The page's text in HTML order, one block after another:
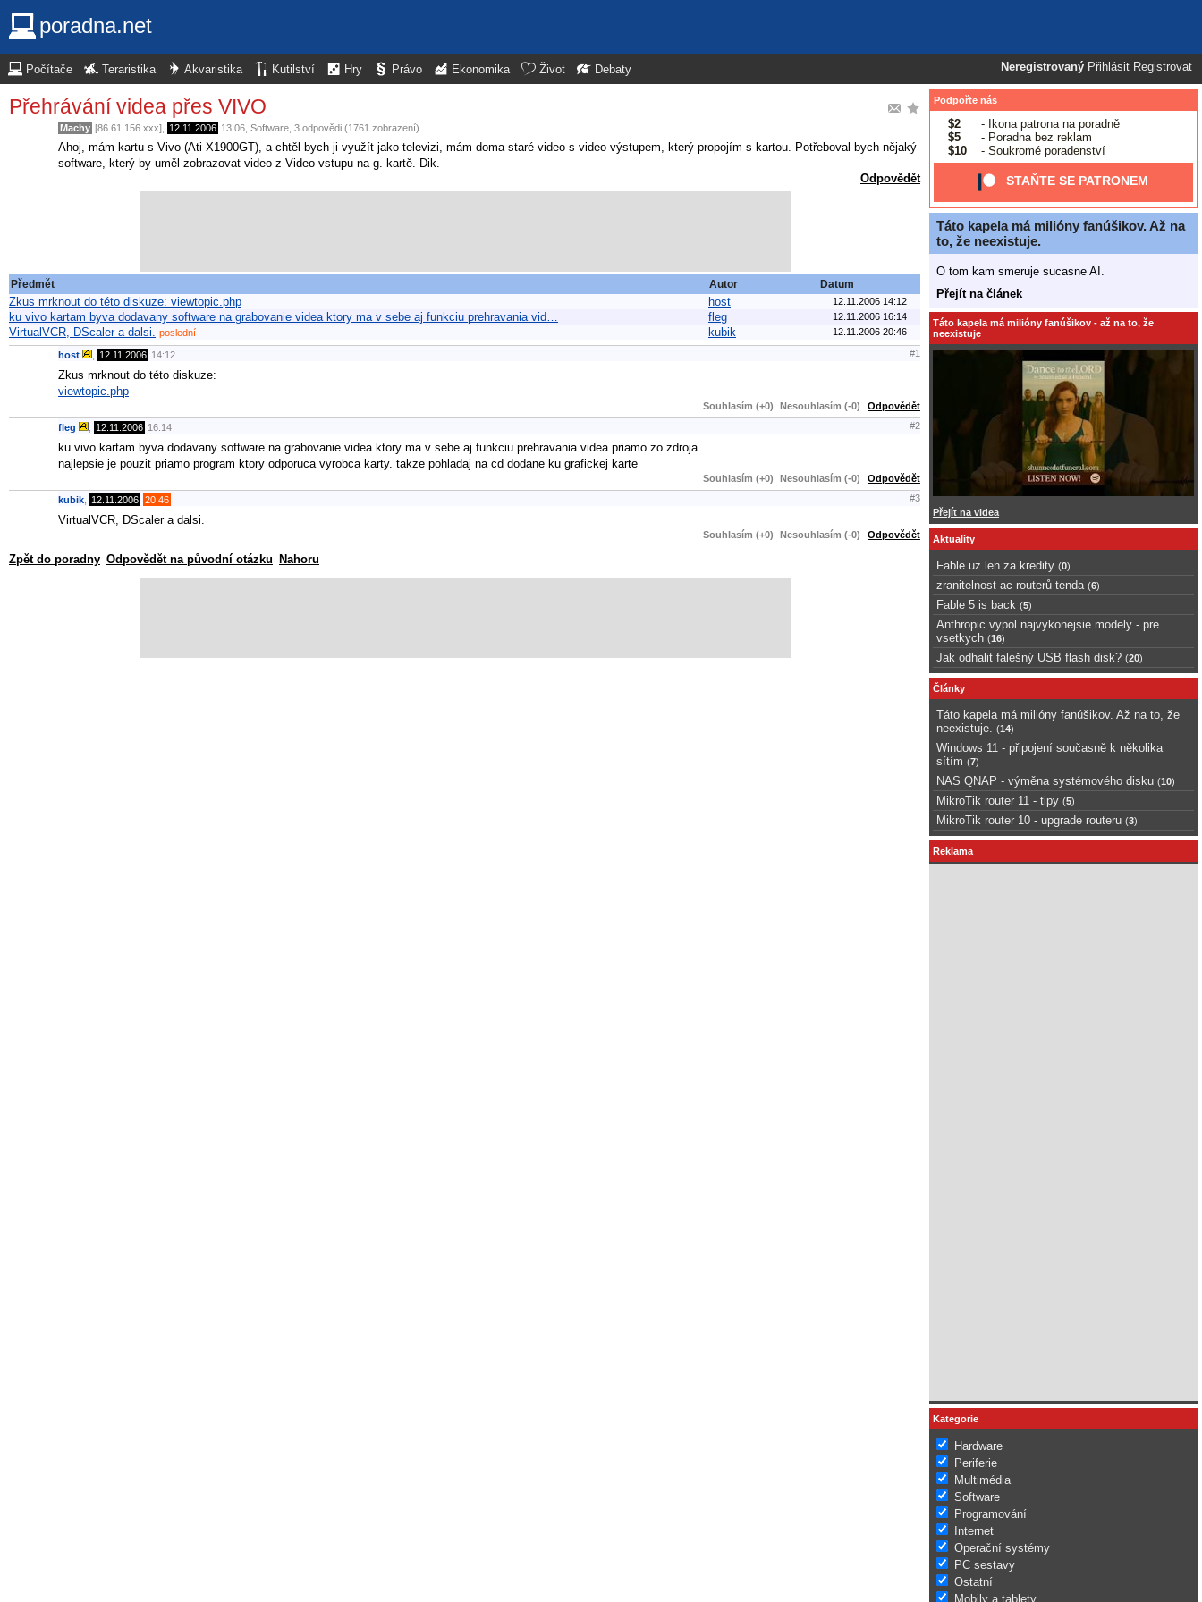
poradna.net
Neregistrovaný Přihlásit Registrovat
Počítače Teraristika Akvaristika Kutilství Hry Právo Ekonomika Život Debaty
Přehrávání videa přes VIVO
Machy [86.61.156.xxx], 12.11.2006 13:06 Software , 3 odpovědi (1761 zobrazení)
Ahoj, mám kartu s Vivo (Ati X1900GT), a chtěl bych ji využít jako televizi, mám doma staré video s video výstupem, který propojím s kartou. Potřeboval bych nějaký
software, který by uměl zobrazovat video z Video vstupu na g. kartě. Dik.
Odpovědět
Předmět Autor Datum
Zkus mrknout do této diskuze: viewtopic.php host 12.11.2006 14:12
ku vivo kartam byva dodavany software na grabovanie videa ktory ma v sebe aj funkciu prehravania vid… fleg 12.11.2006 16:14
VirtualVCR, DScaler a dalsi. poslední kubik 12.11.2006 20:46
host 12.11.2006 14:12 #1
Zkus mrknout do této diskuze:
viewtopic.php
Souhlasím (+0) Nesouhlasím (-0) Odpovědět
fleg 12.11.2006 16:14 #2
ku vivo kartam byva dodavany software na grabovanie videa ktory ma v sebe aj funkciu prehravania videa priamo zo zdroja.
najlepsie je pouzit priamo program ktory odporuca vyrobca karty. takze pohladaj na cd dodane ku grafickej karte
Souhlasím (+0) Nesouhlasím (-0) Odpovědět
kubik 12.11.2006 20:46 #3
VirtualVCR, DScaler a dalsi.
Souhlasím (+0) Nesouhlasím (-0) Odpovědět
Zpět do poradny Odpovědět na původní otázku Nahoru
Podpořte nás
$2
- Ikona patrona na poradně
$5
- Poradna bez reklam
$10
- Soukromé poradenství
STAŇTE SE PATRONEM
Táto kapela má milióny fanúšikov. Až na
to, že neexistuje.
O tom kam smeruje sucasne AI.
Přejít na článek
Táto kapela má milióny fanúšikov - až na to, že
neexistuje
Přejít na videa
Aktuality
Fable uz len za kredity (0)
zranitelnost ac routerů tenda (6)
Fable 5 is back (5)
Anthropic vypol najvykonejsie modely - pre
vsetkych (16)
Jak odhalit falešný USB flash disk? (20)
Články
Táto kapela má milióny fanúšikov. Až na to, že
neexistuje.
(14)
Windows 11 - připojení současně k několika
sítím (7)
NAS QNAP - výměna systémového disku (10)
MikroTik router 11 - tipy (5)
MikroTik router 10 - upgrade routeru (3)
Reklama
Kategorie
Hardware
Periferie
Multimédia
Software
Programování
Internet
Operační systémy
PC sestavy
Ostatní
Mobily a tablety